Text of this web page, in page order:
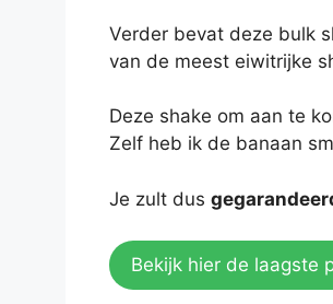
Verder bevat deze bulk
van de meest eiwitrijke
Deze shake om aan te
Zelf heb ik de banaan
Je zult dus
Bekijk hier de laagste